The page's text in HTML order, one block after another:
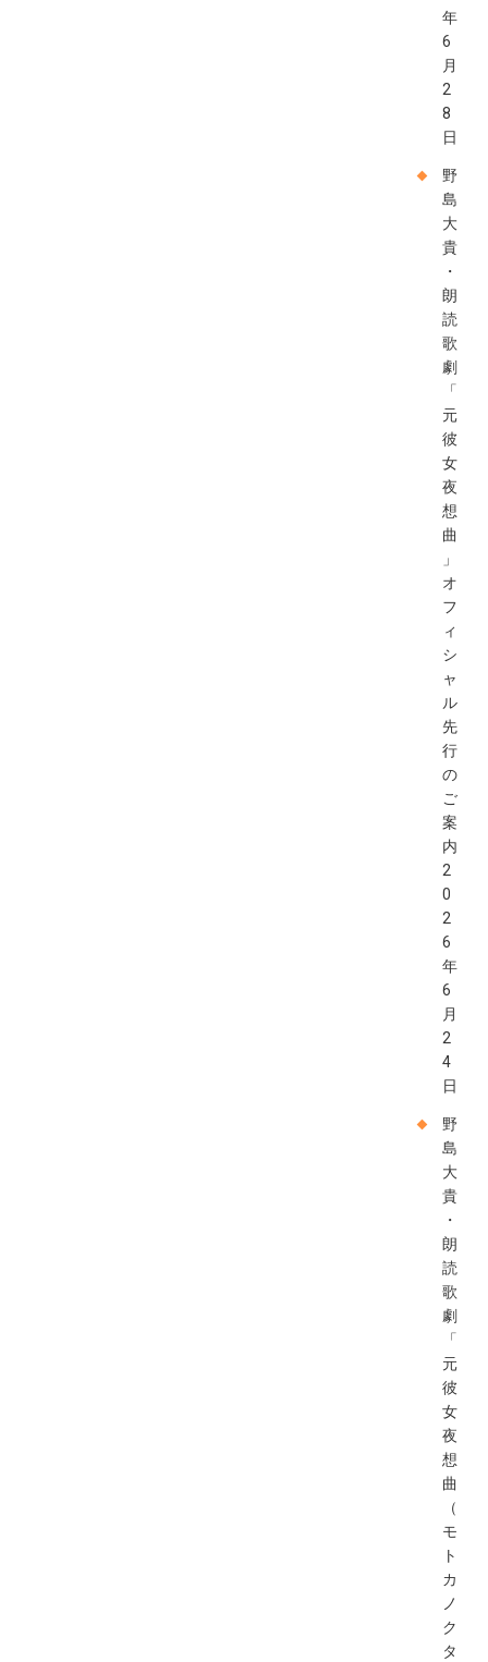
年
6
月
2
8
日
野
島
大
貴
・
朗
読
歌
劇
「
元
彼
女
夜
想
曲
」
オ
フ
ィ
シ
ャ
ル
先
行
の
ご
案
内
2
0
2
6
年
6
月
2
4
日
野
島
大
貴
・
朗
読
歌
劇
「
元
彼
女
夜
想
曲
（
モ
ト
カ
ノ
ク
タ